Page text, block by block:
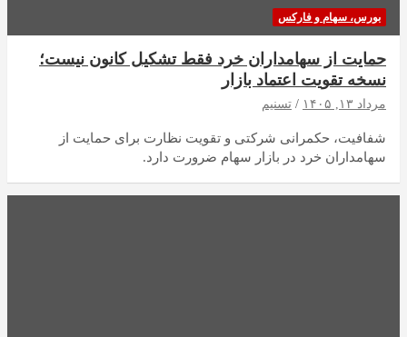
بورس، سهام و فارکس
حمایت از سهامداران خرد فقط تشکیل کانون نیست؛
نسخه تقویت اعتماد بازار
مرداد ۱۳, ۱۴۰۵ تسنیم
شفافیت، حکمرانی شرکتی و تقویت نظارت برای حمایت از
سهامداران خرد در بازار سهام ضرورت دارد.